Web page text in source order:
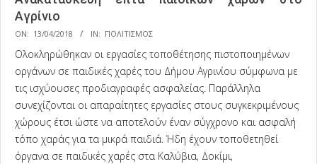
Αγρίνιο
2018-
04-
13
ON: 13/04/2018 IN: ΠΟΛΙΤΙΣΜΟΣ
Ολοκληρώθηκαν οι εργασίες τοποθέτησης πιστοποιημένων
οργάνων σε παιδικές χαρές του Δήμου Αγρινίου σύμφωνα με
τις ισχύουσες προδιαγραφές ασφαλείας. Παράλληλα
συνεχίζονται οι απαραίτητες εργασίες στους συγκεκριμένους
χώρους έτσι ώστε να αποτελούν έναν σύγχρονο και ασφαλή
τόπο χαράς για τα μικρά παιδιά. Ήδη έχουν τοποθετηθεί
όργανα σε παιδικές χαρές στα Καλύβια, Δοκίμι,